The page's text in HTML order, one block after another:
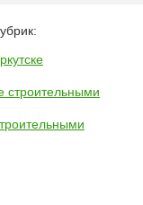
строительными